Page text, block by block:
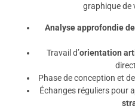
graphique de
Analyse approfondie
Travail d’orientation
Phase de conception et
Échanges réguliers pour